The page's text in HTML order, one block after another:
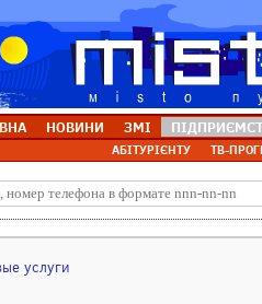
НОВИНИ ЗМІ
АБІТУРІЄНТУ ТВ-
услуги